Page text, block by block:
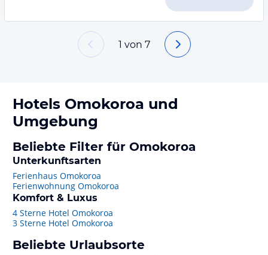
1 von 7
Hotels Omokoroa und
Umgebung
Beliebte Filter für Omokoroa
Unterkunftsarten
Ferienhaus Omokoroa
Ferienwohnung Omokoroa
Komfort & Luxus
4 Sterne Hotel Omokoroa
3 Sterne Hotel Omokoroa
Beliebte Urlaubsorte